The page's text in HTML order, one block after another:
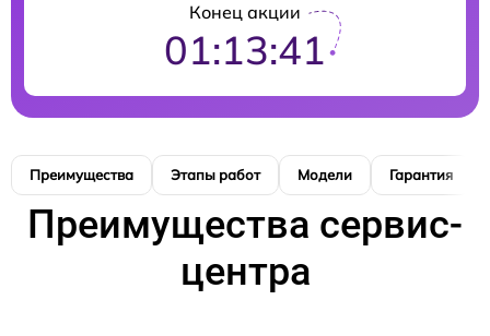
Конец акции
01:13:40
Преимущества Этапы работ Модели Гарантия
Преимущества сервис-
центра